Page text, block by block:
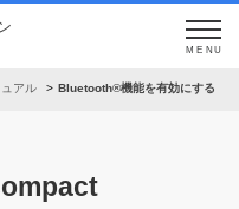
MENU
アル Bluetooth®機能を有効にする